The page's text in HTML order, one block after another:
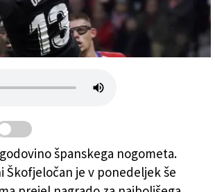
najboljši vratar v Španiji
španskega nogometa.
Škofjeločan je v ponedeljek še